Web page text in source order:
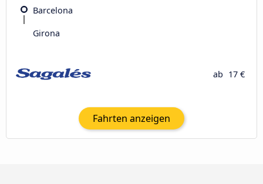
Barcelona
Girona
ab 17 €
Fahrten anzeigen